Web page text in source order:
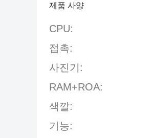
제품 사양
CPU:
접촉:
사진기:
RAM+ROA:
색깔:
기능: